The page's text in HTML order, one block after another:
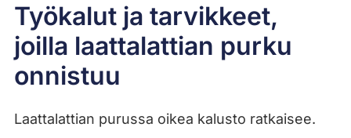
Työkalut ja tarvikkeet,
joilla laattalattian purku
onnistuu
Laattalattian purussa oikea kalusto ratkaisee.